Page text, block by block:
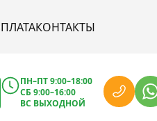
КОНТАКТЫ
ПН–ПТ 9:00–18:00
СБ 9:00–16:00
ВС ВЫХОДНОЙ